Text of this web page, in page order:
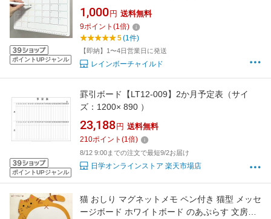
ポイントUPジャンル
トボード 冷蔵庫 金属玄関扉 予定管理 マグネッ
ト 計画表 月間 週間 カレンダー マーカー スケ
ジュール管理 忘れ防止 やることリスト チェッ
ク やることチェッカー チェックリスト
1,000 円 送料無料
9ポイント (1倍)
5(1件)
【即納】1〜4日営業日に発送
レインボーチャイルド
ポイントUPジャンル
罫引ボード【LT12-009】2か月予定表（サイ
ズ：1200× 890 ）
23,188 円 送料無料
210ポイント (1倍)
8/12 9:00までの注文で最短9/2お届け
日学オンラインストア 楽天市場店
猫 おしり マグネットメモ ペン付き 猫型 メッセ
ージボード ホワイトボード のあぷらす 文房具